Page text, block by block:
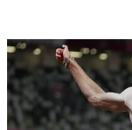
έτος, έχοντας
προβλέπονται
του 2023, και
λόγω των
εξαιρετική